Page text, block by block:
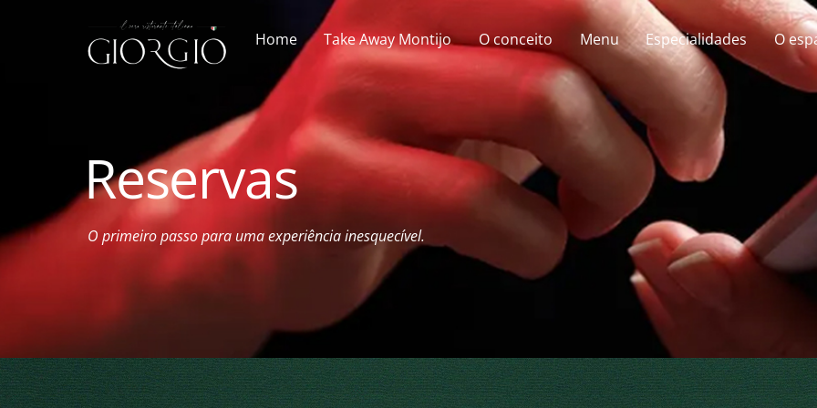
Home Take Away Montijo O conceito Menu Especialidades O
Reservas
O primeiro passo para uma experiência inesquecível.